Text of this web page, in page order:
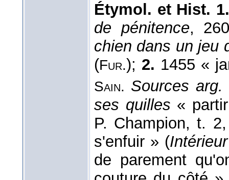
Étymol. et Hist.
de pénitence,
chien dans un jeu
(Fur.); 2. 1455 «
Sain. Sources arg.
ses quilles «
P. Champion, t.
s'enfuir » (
de parement